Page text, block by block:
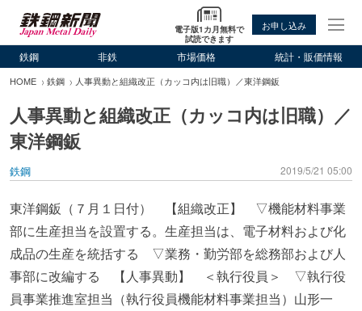
電子版1カ月無料で
試読できます
お申し込み
鉄鋼 非鉄 市場価格 統計・販価情報
HOME 鉄鋼 人事異動と組織改正（カッコ内は旧職）／東洋鋼鈑
人事異動と組織改正（カッコ内は旧職）／
東洋鋼鈑
鉄鋼 2019/5/21 05:00
東洋鋼鈑（７月１日付） 【組織改正】 ▽機能材料事業
部に生産担当を設置する。生産担当は、電子材料および化
成品の生産を統括する ▽業務・勤労部を総務部および人
事部に改編する 【人事異動】 ＜執行役員＞ ▽執行役
員事業推進室担当（執行役員機能材料事業担当）山形一